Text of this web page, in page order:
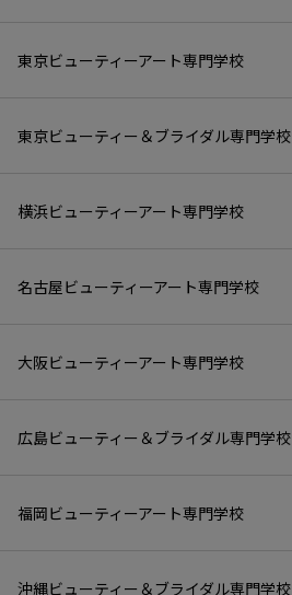
東京ビューティーアート専門学校
東京ビューティー＆ブライダル専門学校
横浜ビューティーアート専門学校
名古屋ビューティーアート専門学校
大阪ビューティーアート専門学校
広島ビューティー＆ブライダル専門学校
福岡ビューティーアート専門学校
沖縄ビューティー＆ブライダル専門学校